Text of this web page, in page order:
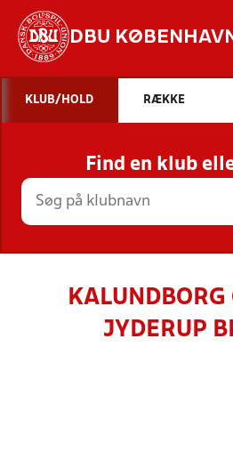
DBU
STILLINGER,
HOLD
KLUB/HOLD RÆKKE
Find en klub
JYDERUP